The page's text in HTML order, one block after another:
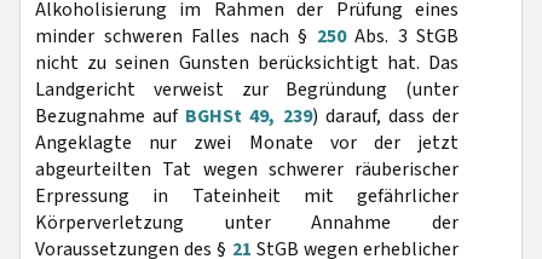
Alkoholisierung im Rahmen der Prüfung eines
minder schweren Falles nach § 250Abs. 3 StGB
nicht zu seinen Gunsten berücksichtigt hat. Das
Landgericht verweist zur Begründung (unter
Bezugnahme auf BGHSt 49, 239) darauf, dass der
Angeklagte nur zwei Monate vor der jetzt
abgeurteilten Tat wegen schwerer räuberischer
Erpressung in Tateinheit mit gefährlicher
Körperverletzung unter Annahme der
Voraussetzungen des § 21 StGB wegen erheblicher